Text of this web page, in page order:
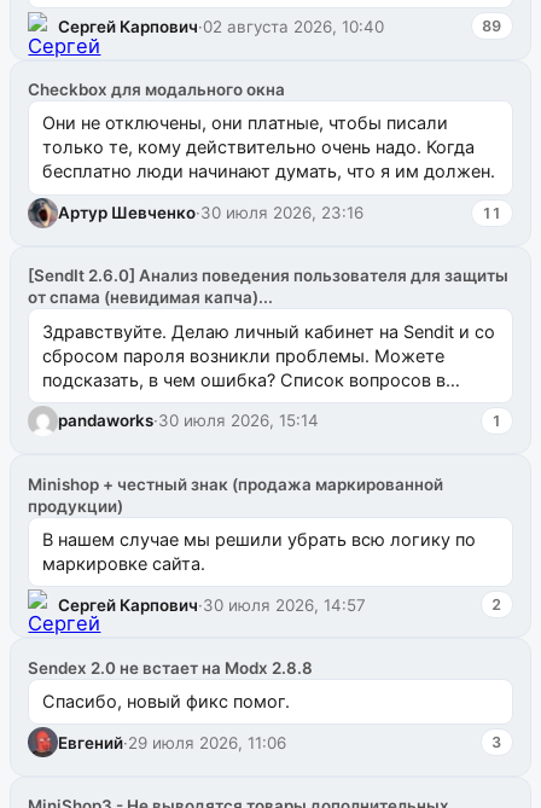
`uuid_1c`) VALUES ...
Сергей Карпович·02 августа 2026, 10:40 89
Checkbox для модального окна
Они не отключены, они платные, чтобы писали
только те, кому действительно очень надо. Когда
бесплатно люди начинают думать, что я им должен.
Артур Шевченко·30 июля 2026, 23:16 11
[SendIt 2.6.0] Анализ поведения пользователя для защиты
от спама (невидимая капча)...
Здравствуйте. Делаю личный кабинет на Sendit и со
сбросом пароля возникли проблемы. Можете
подсказать, в чем ошибка? Список вопросов в
одноименном разделе на modx.pro пока пуст, и,...
pandaworks·30 июля 2026, 15:14 1
Minishop + честный знак (продажа маркированной
продукции)
В нашем случае мы решили убрать всю логику по
маркировке сайта.
Сергей Карпович·30 июля 2026, 14:57 2
Sendex 2.0 не встает на Modx 2.8.8
Спасибо, новый фикс помог.
Евгений·29 июля 2026, 11:06 3